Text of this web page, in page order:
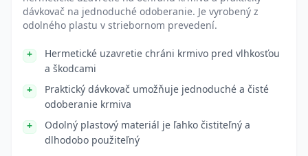
dávkovač na jednoduché odoberanie. Je vyrobený z
odolného plastu v striebornom prevedení.
Hermetické uzavretie chráni krmivo pred vlhkosťou
a škodcami
Praktický dávkovač umožňuje jednoduché a čisté
odoberanie krmiva
Odolný plastový materiál je ľahko čistiteľný a
dlhodobo použiteľný